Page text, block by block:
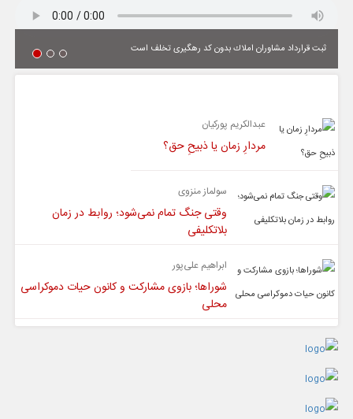
ثبت قرارداد مشاوران املاك بدون كد رهگیری تخلف است
عبدالکریم پورکیان
مردارِ زمان یا ذبیحِ حق؟
سولماز منزوی
وقتی جنگ تمام نمی‌شود؛ روابط در زمان
بلاتکلیفی
ابراهیم علی‌پور
شوراها؛ بازوی مشارکت و کانون حیات دموکراسی
محلی